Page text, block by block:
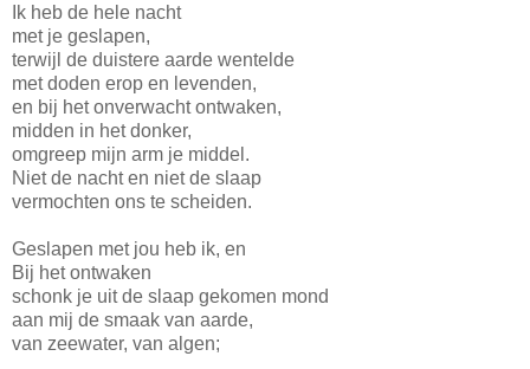
Ik heb de hele nacht
met je geslapen,
terwijl de duistere aarde wentelde
met doden erop en levenden,
en bij het onverwacht ontwaken,
midden in het donker,
omgreep mijn arm je middel.
Niet de nacht en niet de slaap
vermochten ons te scheiden.
Geslapen met jou heb ik, en
Bij het ontwaken
schonk je uit de slaap gekomen mond
aan mij de smaak van aarde,
van zeewater, van algen;